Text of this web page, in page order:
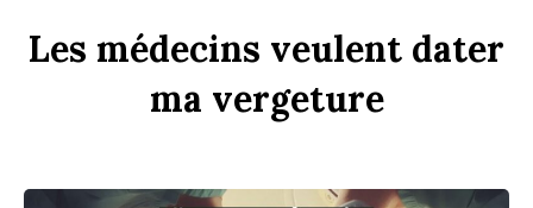
Les médecins veulent dater
ma vergeture